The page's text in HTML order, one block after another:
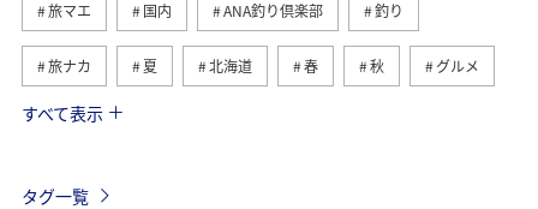
旅マエ 国内 ANA釣り倶楽部 釣り
旅ナカ 夏 北海道 春 秋 グルメ
海 海外
すべて表示
タグ一覧